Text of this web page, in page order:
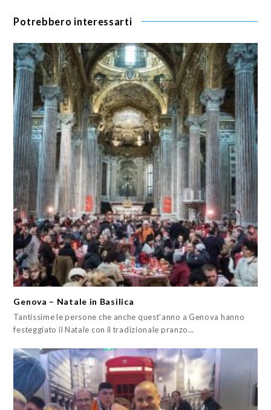
Potrebbero interessarti
Genova – Natale in Basilica
Tantissime le persone che anche quest'anno a Genova hanno
festeggiato il Natale con il tradizionale pranzo…